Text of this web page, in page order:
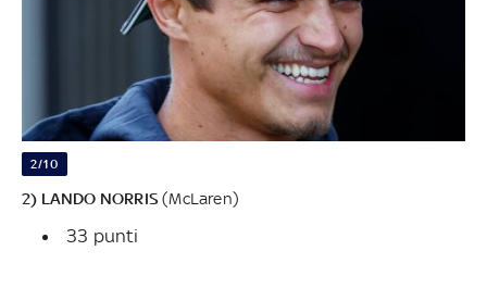
2/10
2) LANDO NORRIS(McLaren)
33 punti